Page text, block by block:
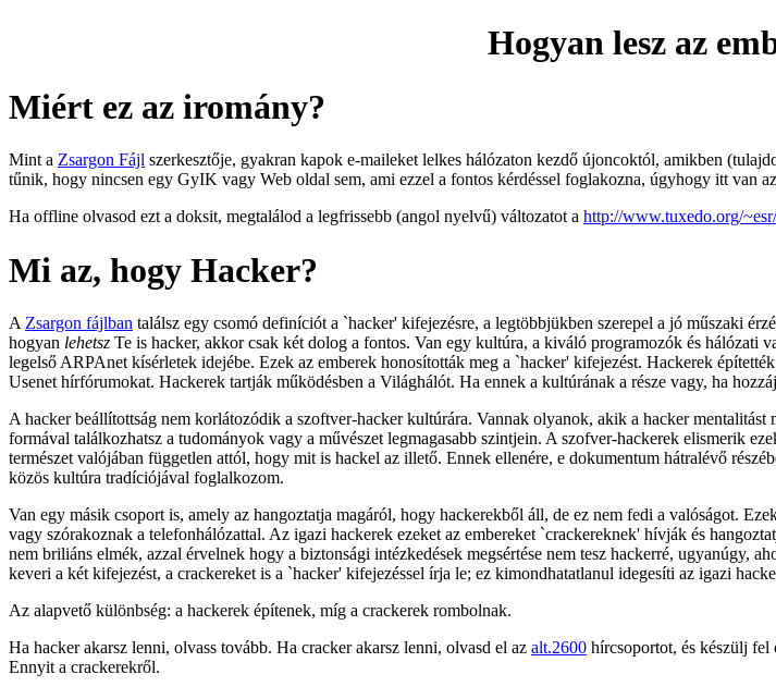
Hogyan lesz az
Miért ez az iromány?
Mint a Zsargon Fájl szerkesztője, gyakran kapok e-maileket lelkes hálózaton kezdő újoncoktól, amikben
tűnik, hogy nincsen egy GyIK vagy Web oldal sem, ami ezzel a fontos kérdéssel foglakozna, úgyhogy itt van
Ha offline olvasod ezt a doksit, megtalálod a legfrissebb (angol nyelvű) változatot a http://www.tuxedo.org/
Mi az, hogy Hacker?
A Zsargon fájlban találsz egy csomó definíciót a `hacker' kifejezésre, a legtöbbjükben szerepel a jó műszaki
hogyan lehetsz Te is hacker, akkor csak két dolog a fontos. Van egy kultúra, a kiváló programozók és hálózati
legelső ARPAnet kísérletek idejébe. Ezek az emberek honosították meg a `hacker' kifejezést. Hackerek
Usenet hírfórumokat. Hackerek tartják működésben a Világhálót. Ha ennek a kultúrának a része vagy, ha
A hacker beállítottság nem korlátozódik a szoftver-hacker kultúrára. Vannak olyanok, akik a hacker
formával találkozhatsz a tudományok vagy a művészet legmagasabb szintjein. A szofver-hackerek elismerik
természet valójában független attól, hogy mit is hackel az illető. Ennek ellenére, e dokumentum hátralévő
közös kultúra tradíciójával foglalkozom.
Van egy másik csoport is, amely az hangoztatja magáról, hogy hackerekből áll, de ez nem fedi a valóságot.
vagy szórakoznak a telefonhálózattal. Az igazi hackerek ezeket az embereket `crackereknek' hívják és
nem briliáns elmék, azzal érvelnek hogy a biztonsági intézkedések megsértése nem tesz hackerré, ugyanúgy,
keveri a két kifejezést, a crackereket is a `hacker' kifejezéssel írja le; ez kimondhatatlanul idegesíti az igazi
Az alapvető különbség: a hackerek építenek, míg a crackerek rombolnak.
Ha hacker akarsz lenni, olvass tovább. Ha cracker akarsz lenni, olvasd el az alt.2600 hírcsoportot, és készülj
Ennyit a crackerekről.